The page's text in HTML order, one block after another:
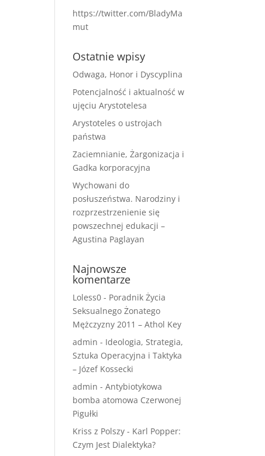
https://twitter.com/BladyMa
mut
Ostatnie wpisy
Odwaga, Honor i Dyscyplina
Potencjalność i aktualność w
ujęciu Arystotelesa
Arystoteles o ustrojach
państwa
Zaciemnianie, Żargonizacja i
Gadka korporacyjna
Wychowani do
posłuszeństwa. Narodziny i
rozprzestrzenienie się
powszechnej edukacji –
Agustina Paglayan
Najnowsze
komentarze
Loless0 - Poradnik Życia
Seksualnego Żonatego
Mężczyzny 2011 – Athol Key
admin - Ideologia, Strategia,
Sztuka Operacyjna i Taktyka
– Józef Kossecki
admin -Antybiotykowa
bomba atomowa Czerwonej
Pigułki
Kriss z Polszy - Karl Popper:
Czym Jest Dialektyka?